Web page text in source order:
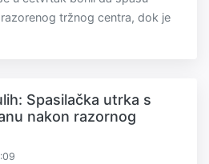
tržnog centra, dok je
Spasilačka utrka s
nakon razornog